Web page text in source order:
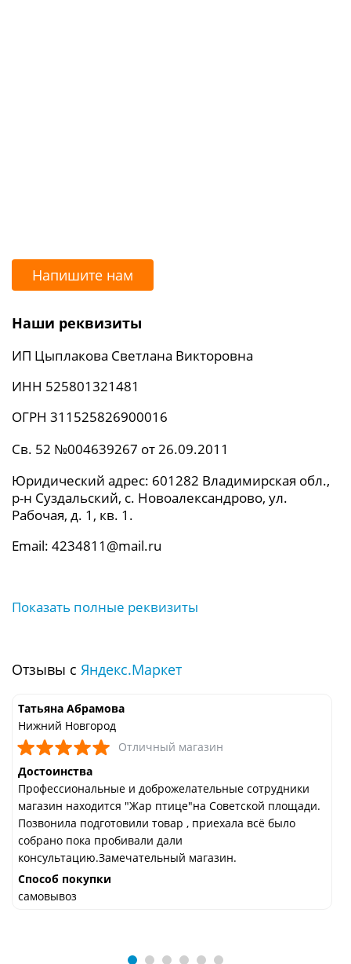
Напишите нам
Наши реквизиты
ИП Цыплакова Светлана Викторовна
ИНН 525801321481
ОГРН 311525826900016
Св. 52 №004639267 от 26.09.2011
Юридический адрес: 601282 Владимирская обл.,
р-н Суздальский, с. Новоалександрово, ул.
Рабочая, д. 1, кв. 1.
Email: 4234811@mail.ru
Показать полные реквизиты
Отзывы с Яндекс.Маркет
Татьяна Абрамова
Нижний Новгород
Отличный магазин
Достоинства
Профессиональные и доброжелательные сотрудники
магазин находится "Жар птице"на Советской площади.
Позвонила подготовили товар , приехала всё было
собрано пока пробивали дали
консультацию.Замечательный магазин.
Способ покупки
самовывоз